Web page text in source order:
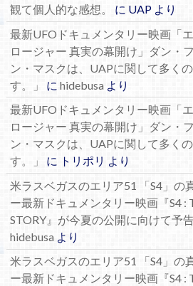
観て個人的な感想。
に UAPより
最新UFOドキュメンタリー映画「
ロージャー 真実の幕開け」ダン・
ン・マスクは、UAPに関して多く
す。」
に hidebusaより
最新UFOドキュメンタリー映画「
ロージャー 真実の幕開け」ダン・
ン・マスクは、UAPに関して多く
す。」
に トリポリ より
米ラスベガスのエリア51 「S4」の
ー最新ドキュメンタリー映画『S4 :
STORY』が今夏の公開に向けて予
hidebusaより
米ラスベガスのエリア51 「S4」の
ー最新ドキュメンタリー映画『S4 :